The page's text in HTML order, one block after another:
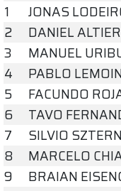
1
JONAS
2
DANIEL
3
MANUEL
4
PABLO
5
FACUNDO
6
TAVO
7
SILVIO
8
MARCELO
9
BRAIAN